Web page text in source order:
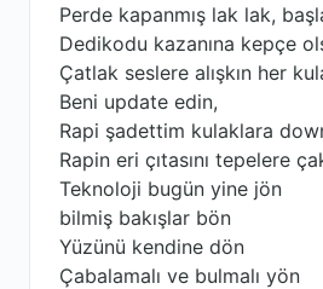
Perde kapanmış lak lak,
Dedikodu kazanına kepçe
Çatlak seslere alışkın her
Beni update edin,
Rapi şadettim kulaklara
Rapin eri çıtasını tepelere
Teknoloji bugün yine jön
bilmiş bakışlar bön
Yüzünü kendine dön
Çabalamalı ve bulmalı yön